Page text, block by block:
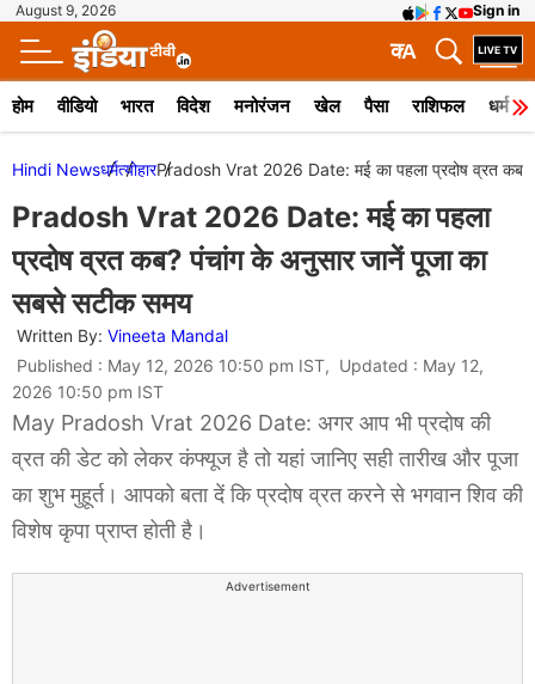
August 9, 2026 Sign in
A
क
होम वीडियो भारत विदेश मनोरंजन खेल पैसा राशिफल धर्म
Hindi Newsधर्मत्योहारPradosh Vrat 2026 Date: मई का पहला प्रदोष व्रत
Pradosh Vrat 2026 Date: मई का पहला
प्रदोष व्रत कब? पंचांग के अनुसार जानें पूजा का
सबसे सटीक समय
Written By: Vineeta Mandal
Published : May 12, 2026 10:50 pm IST, Updated : May 12,
2026 10:50 pm IST
May Pradosh Vrat 2026 Date: अगर आप भी प्रदोष की
व्रत की डेट को लेकर कंफ्यूज है तो यहां जानिए सही तारीख और पूजा
का शुभ मुहूर्त। आपको बता दें कि प्रदोष व्रत करने से भगवान शिव की
विशेष कृपा प्राप्त होती है।
Advertisement